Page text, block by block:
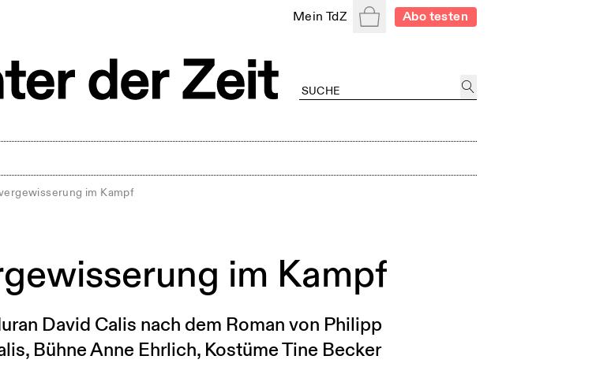
Mein TdZ WarenkorbAbo testen
im Kampf
im Kampf
David Calis nach dem Roman von Philipp
Bühne Anne Ehrlich, Kostüme Tine Becker